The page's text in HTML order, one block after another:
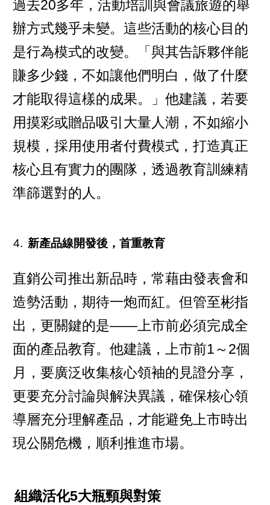
過去20多年，活動培訓與會議旅遊的舉
辦方式幾乎未變。這些活動的核心目的
是行為模式的改變。「與其告訴夥伴能
賺多少錢，不如讓他們明白，做了什麼
才能取得這樣的成果。」他建議，若要
用摸彩或贈品吸引大量人潮，不如縮小
規模，採用使用者付費模式，打造真正
核心且有實力的團隊，透過教育訓練精
準篩選對的人。
新產品線開發後，首重教育
直銷公司推出新品時，常藉由發表會和
造勢活動，期待一炮而紅。但管至彬指
出，更關鍵的是——上市前必須完成全
面的產品教育。他建議，上市前1～2個
月，要廣泛收集核心領袖的見證分享，
更要充分討論與解決異議，確保核心領
導層充分理解產品，才能避免上市時出
現公關危機，順利推進市場。
組織活化5大瓶頸與對策